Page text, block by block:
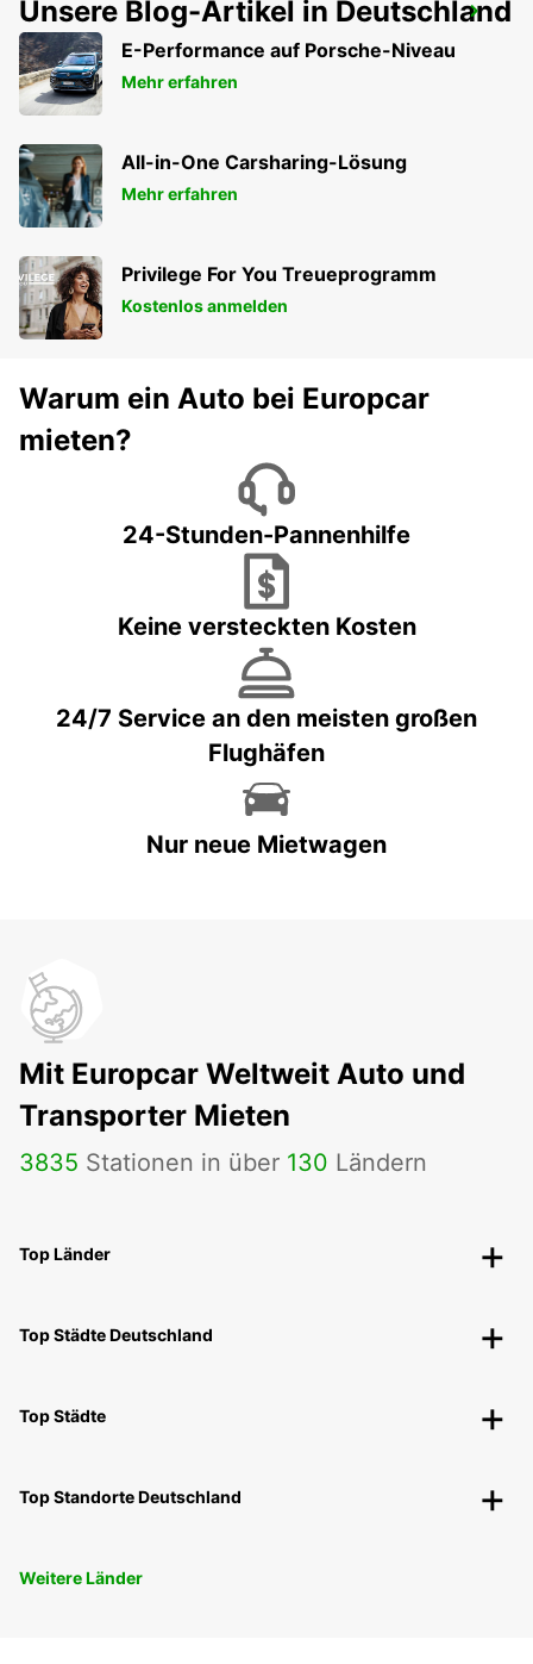
FRANKFURT BOCKENHEIM
FRANKFURT AM MAIN - GERMANY
Unsere Blog-Artikel in Deutschland
E-Performance auf Porsche-Niveau
Mehr erfahren
All-in-One Carsharing-Lösung
Mehr erfahren
Privilege For You Treueprogramm
Kostenlos anmelden
Warum ein Auto bei Europcar
mieten?
24-Stunden-Pannenhilfe
Keine versteckten Kosten
24/7 Service an den meisten großen
Flughäfen
Nur neue Mietwagen
Mit Europcar Weltweit Auto und
Transporter Mieten
3835 Stationen in über 130 Ländern
Top Länder
Top Städte Deutschland
Top Städte
Top Standorte Deutschland
Weitere Länder